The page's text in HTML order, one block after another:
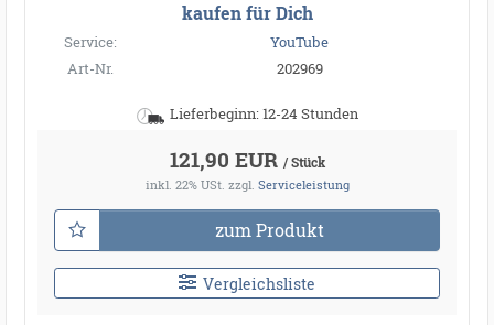
kaufen für Dich
Service:
YouTube
Art-Nr.
202969
Lieferbeginn: 12-24 Stunden
121,90 EUR / Stück
inkl. 22% USt. zzgl. Serviceleistung
zum Produkt
Vergleichsliste